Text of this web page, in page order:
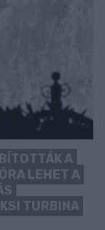
A
LEHET A
TURBINA